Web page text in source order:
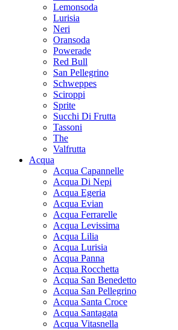
Lemonsoda
Lurisia
Neri
Oransoda
Powerade
Red Bull
San Pellegrino
Schweppes
Sciroppi
Sprite
Succhi Di Frutta
Tassoni
The
Valfrutta
Acqua
Acqua Capannelle
Acqua Di Nepi
Acqua Egeria
Acqua Evian
Acqua Ferrarelle
Acqua Levissima
Acqua Lilia
Acqua Lurisia
Acqua Panna
Acqua Rocchetta
Acqua San Benedetto
Acqua San Pellegrino
Acqua Santa Croce
Acqua Santagata
Acqua Vitasnella